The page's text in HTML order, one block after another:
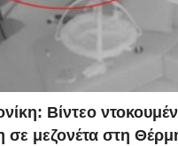
Βίντεο
σε μεζονέτα στη